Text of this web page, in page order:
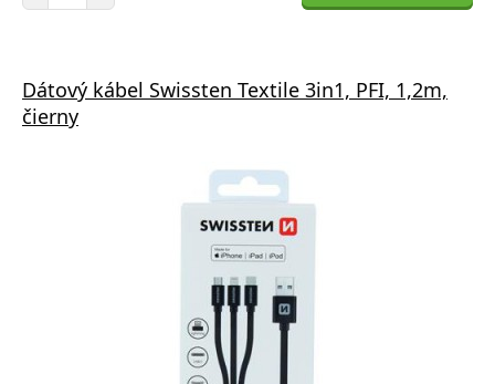
Dátový kábel Swissten Textile 3in1, PFI, 1,2m,
čierny